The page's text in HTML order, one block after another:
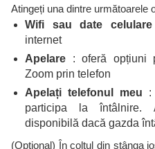
Atingeți una dintre următoarele
Wifi sau date celulare
internet
Apelare : oferă opțiuni
Zoom prin telefon
Apelați telefonul meu :
participa la întâlnire.
disponibilă dacă gazda
(Opțional) În colțul din stânga